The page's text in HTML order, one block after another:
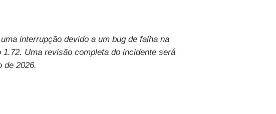
interrupção devido a um bug de falha na
Uma revisão completa do incidente será
2026.